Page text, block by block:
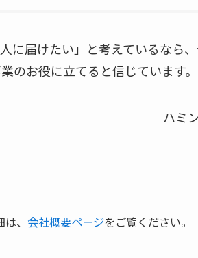
に届けたい」と考えているなら
のお役に立てると信じています。
ハミ
、 会社概要ページをご覧ください。